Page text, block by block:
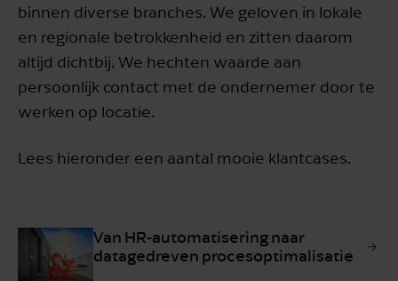
binnen diverse branches. We geloven in lokale
en regionale betrokkenheid en zitten daarom
altijd dichtbij. We hechten waarde aan
persoonlijk contact met de ondernemer door te
werken op locatie.
Lees hieronder een aantal mooie klantcases.
Van HR-automatisering naar
datagedreven procesoptimalisatie